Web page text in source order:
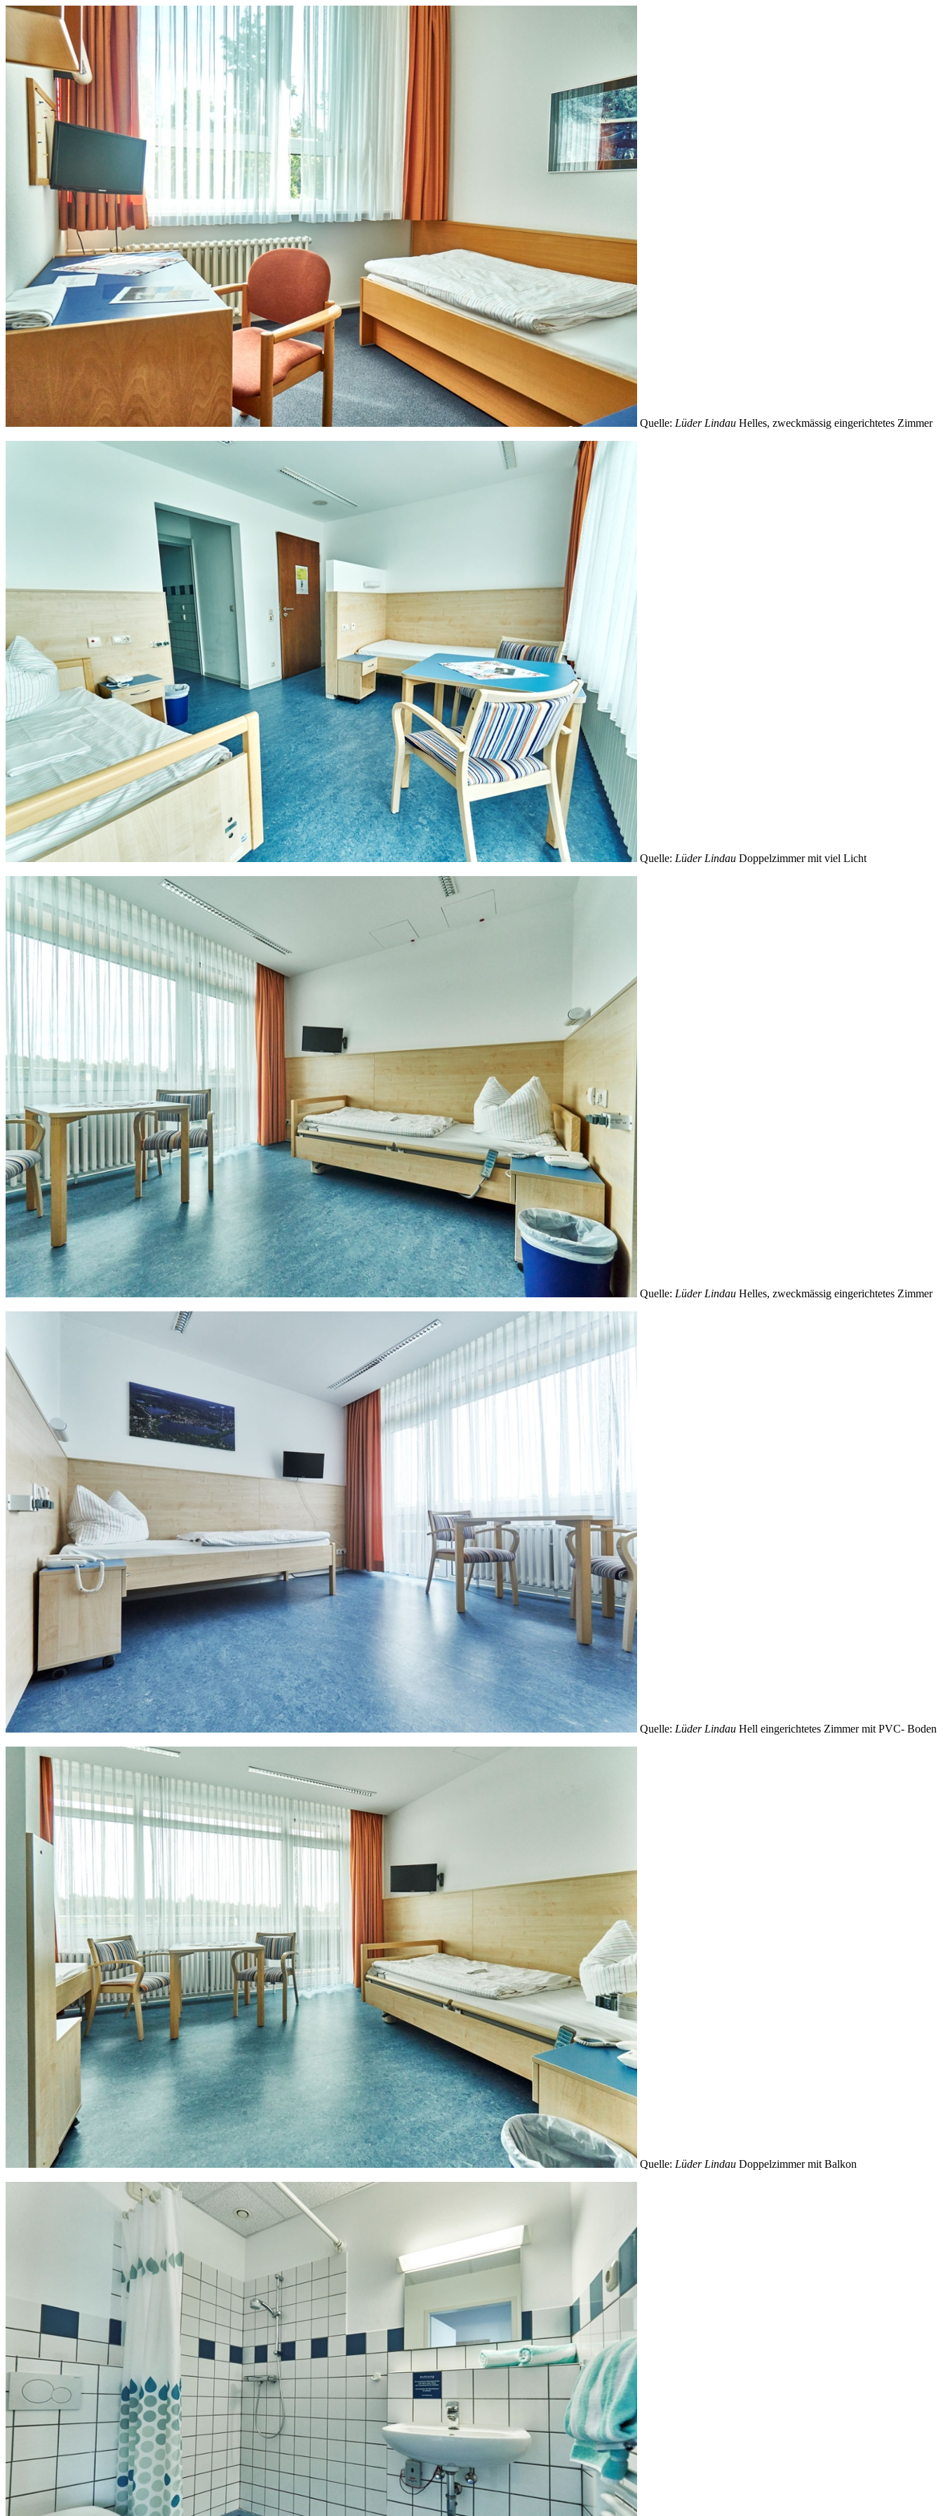
Quelle: Lüder Lindau Helles, zweckmässig eingerichtetes Zimmer
Quelle: Lüder Lindau Doppelzimmer mit viel Licht
Quelle: Lüder Lindau Helles, zweckmässig eingerichtetes Zimmer
Quelle: Lüder Lindau Hell eingerichtetes Zimmer mit PVC- Boden
Quelle: Lüder Lindau Doppelzimmer mit Balkon